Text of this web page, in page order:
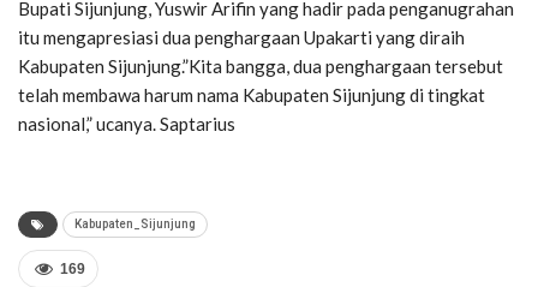
Bupati Sijunjung, Yuswir Arifin yang hadir pada penganugrahan
itu mengapresiasi dua penghargaan Upakarti yang diraih
Kabupaten Sijunjung.”Kita bangga, dua penghargaan tersebut
telah membawa harum nama Kabupaten Sijunjung di tingkat
nasional,” ucanya. Saptarius
Kabupaten_Sijunjung
169